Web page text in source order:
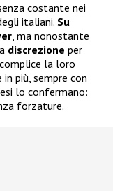
costante nei
italiani. Su
, ma nonostante
discrezione per
la loro
più, sempre con
lo confermano:
forzature.